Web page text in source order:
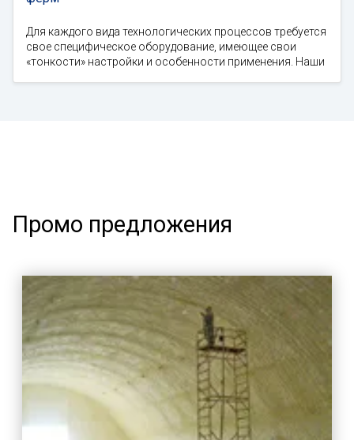
Для каждого вида технологических процессов требуется
свое специфическое оборудование, имеющее свои
«тонкости» настройки и особенности применения. Наши
Промо предложения